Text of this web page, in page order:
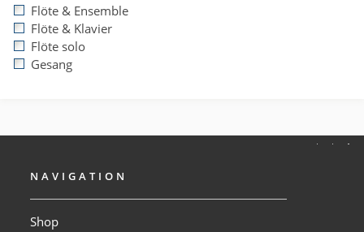
Flöte & Ensemble
Flöte & Klavier
Flöte solo
Gesang
NAVIGATION
Shop